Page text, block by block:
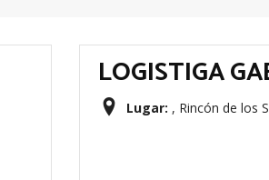
LOGISTIGA
Lugar: , Rincón de los